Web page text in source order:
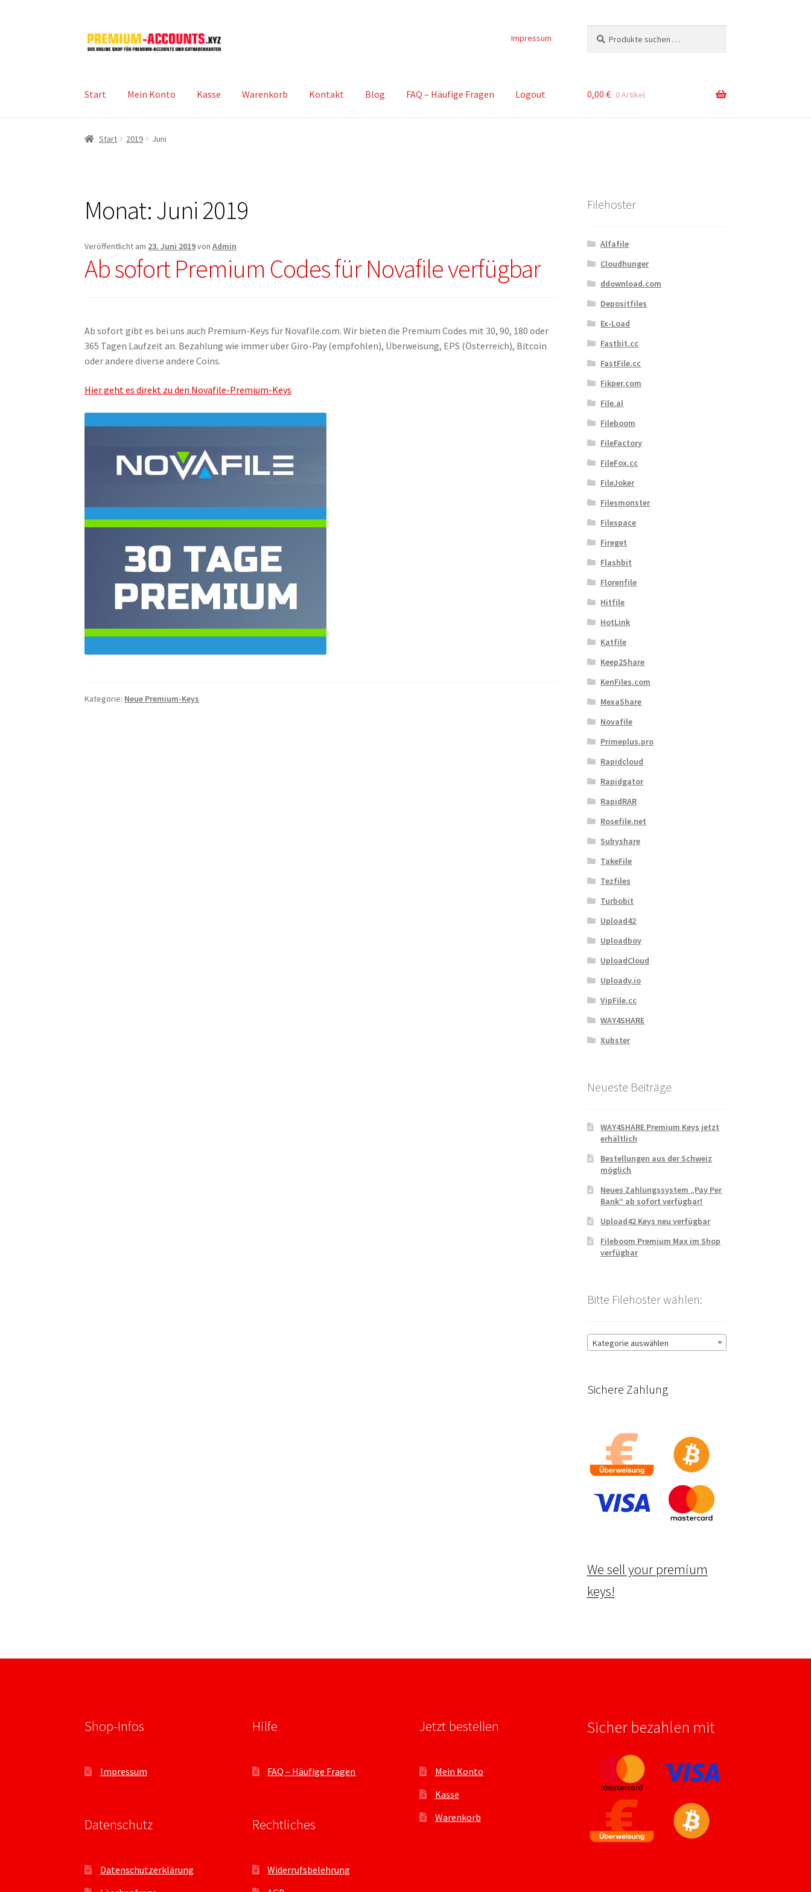
Zur
Navigation
Zum
Inhalt
Impressum
nach:
Start Mein Konto Kasse Warenkorb Kontakt Blog FAQ – Häufige Fragen Logout 0,00 € 0 Artikel
Start 2019 Juni
Monat:Juni 2019
Veröffentlicht am 23. Juni 2019vonAdmin
Ab sofort Premium Codes für Novafile verfügbar
Ab sofort gibt es bei uns auch Premium-Keys für Novafile.com. Wir bieten die Premium Codes mit 30, 90, 180 oder
365 Tagen Laufzeit an. Bezahlung wie immer über Giro-Pay (empfohlen), Überweisung, EPS (Österreich), Bitcoin
oder andere diverse andere Coins.
Hier geht es direkt zu den Novafile-Premium-Keys
Kategorie: Neue Premium-Keys
Filehoster
Alfafile
Cloudhunger
ddownload.com
Depositfiles
Ex-Load
Fastbit.cc
FastFile.cc
Fikper.com
File.al
Fileboom
FileFactory
FileFox.cc
FileJoker
Filesmonster
Filespace
Fireget
Flashbit
Florenfile
Hitfile
HotLink
Katfile
Keep2Share
KenFiles.com
MexaShare
Novafile
Primeplus.pro
Rapidcloud
Rapidgator
RapidRAR
Rosefile.net
Subyshare
TakeFile
Tezfiles
Turbobit
Upload42
Uploadboy
UploadCloud
Uploady.io
VipFile.cc
WAY4SHARE
Xubster
Neueste Beiträge
WAY4SHARE Premium Keys jetzt
erhältlich
Bestellungen aus der Schweiz
möglich
Neues Zahlungssystem „Pay Per
Bank“ ab sofort verfügbar!
Upload42 Keys neu verfügbar
Fileboom Premium Max im Shop
verfügbar
Bitte Filehoster wählen:
Kategorie auswählen
Sichere Zahlung
We sell your premium
keys!
Shop-Infos
Impressum
Datenschutz
Datenschutzerklärung
Hilfe
FAQ – Häufige Fragen
Rechtliches
Widerrufsbelehrung
Jetzt bestellen
Mein Konto
Kasse
Warenkorb
Sicher bezahlen mit